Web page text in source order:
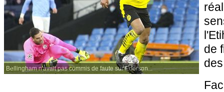
Bellingham n'avait pas commis de faute sur Ederson...
de